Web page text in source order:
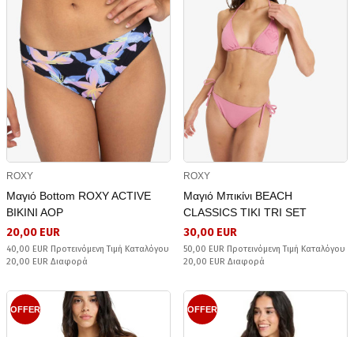
ROXY
Μαγιό Bottom ROXY ACTIVE
BIKINI AOP
20,00 EUR
40,00 EUR Προτεινόμενη Τιμή Καταλόγου
20,00 EUR Διαφορά
ROXY
Μαγιό Μπικίνι BEACH
CLASSICS TIKI TRI SET
30,00 EUR
50,00 EUR Προτεινόμενη Τιμή Καταλόγου
20,00 EUR Διαφορά
OFFER OFFER